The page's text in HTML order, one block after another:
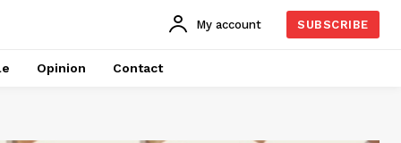
My account SUBSCRIBE
Opinion Contact